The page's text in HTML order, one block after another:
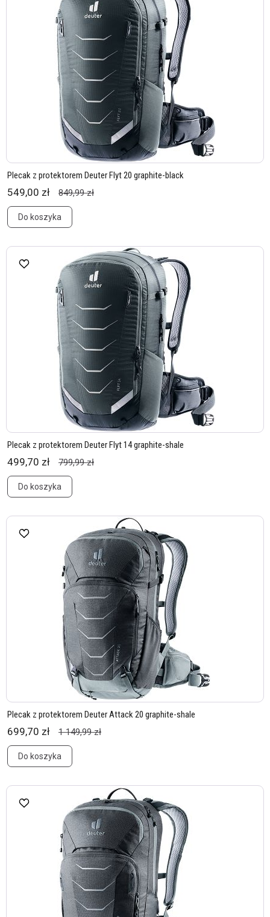
Plecak z protektorem Deuter Flyt 20 graphite-black
549,00 zł 849,99 zł
Do koszyka
Plecak z protektorem Deuter Flyt 14 graphite-shale
499,70 zł 799,99 zł
Do koszyka
Plecak z protektorem Deuter Attack 20 graphite-shale
699,70 zł 1 149,99 zł
Do koszyka